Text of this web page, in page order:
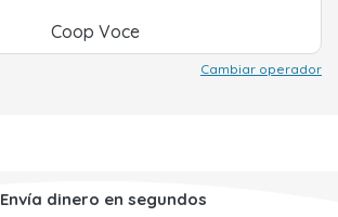
Coop Voce
Cambiar operador
Envía dinero en segundos